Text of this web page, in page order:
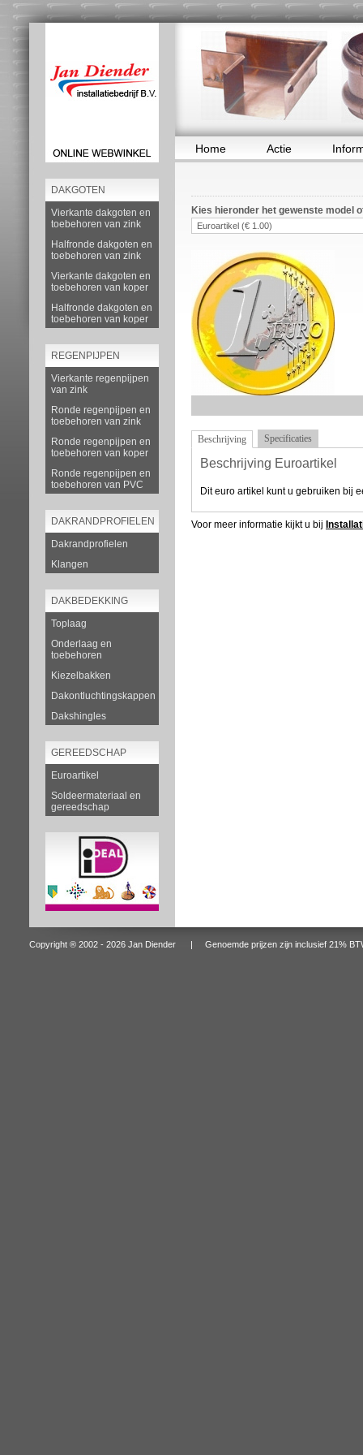
Home Actie
DAKGOTEN
Vierkante dakgoten en
toebehoren van zink
Halfronde dakgoten en
toebehoren van zink
Vierkante dakgoten en
toebehoren van koper
Halfronde dakgoten en
toebehoren van koper
REGENPIJPEN
Vierkante regenpijpen
van zink
Ronde regenpijpen en
toebehoren van zink
Ronde regenpijpen en
toebehoren van koper
Ronde regenpijpen en
toebehoren van PVC
DAKRANDPROFIELEN
Dakrandprofielen
Klangen
DAKBEDEKKING
Toplaag
Onderlaag en
toebehoren
Kiezelbakken
Dakontluchtingskappen
Dakshingles
GEREEDSCHAP
Euroartikel
Soldeermateriaal en
gereedschap
Kies hieronder het gewenste model
Beschrijving Specificaties
Beschrijving Euroartikel
Dit euro artikel kunt u gebruiken bij
Voor meer informatie kijkt u bij
Copyright ® 2002 - 2026 Jan Diender | Genoemde prijzen zijn inclusief